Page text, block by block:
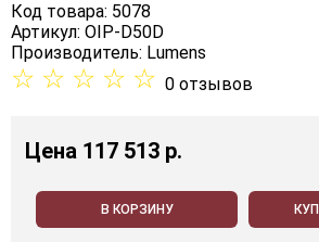
Код товара: 5078
Артикул: OIP-D50D
Производитель: Lumens
☆ ☆ ☆ ☆ ☆ 0 отзывов
Цена 117 513 p.
В КОРЗИНУ